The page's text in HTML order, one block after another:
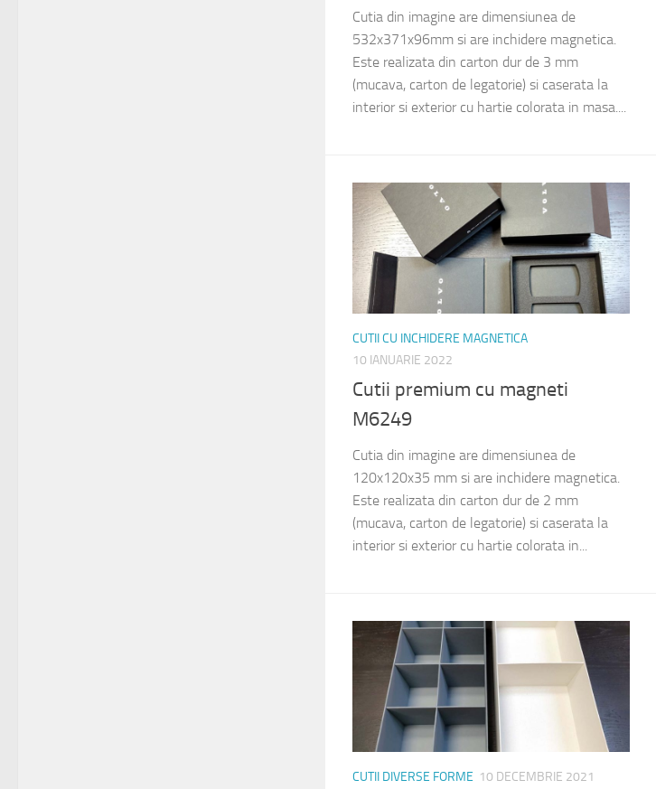
Cutia din imagine are dimensiunea de
532x371x96mm si are inchidere magnetica.
Este realizata din carton dur de 3 mm
(mucava, carton de legatorie) si caserata la
interior si exterior cu hartie colorata in masa....
CUTII CU INCHIDERE MAGNETICA
10 IANUARIE 2022
Cutii premium cu magneti
M6249
Cutia din imagine are dimensiunea de
120x120x35 mm si are inchidere magnetica.
Este realizata din carton dur de 2 mm
(mucava, carton de legatorie) si caserata la
interior si exterior cu hartie colorata in...
CUTII DIVERSE FORME 10 DECEMBRIE 2021